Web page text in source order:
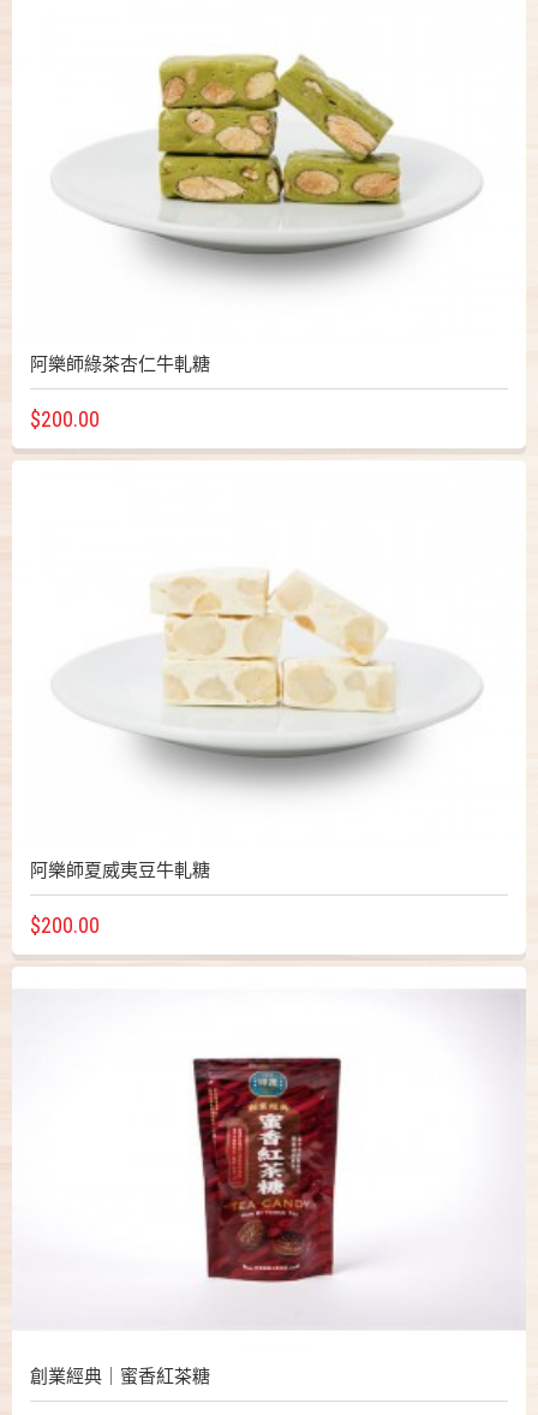
阿樂師綠茶杏仁牛軋糖
$200.00
阿樂師夏威夷豆牛軋糖
$200.00
創業經典｜蜜香紅茶糖